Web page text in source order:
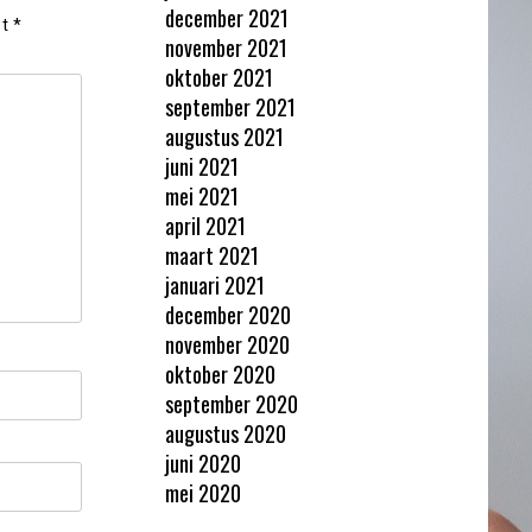
*
december 2021
november 2021
oktober 2021
september 2021
augustus 2021
juni 2021
mei 2021
april 2021
maart 2021
januari 2021
december 2020
november 2020
oktober 2020
september 2020
augustus 2020
juni 2020
mei 2020